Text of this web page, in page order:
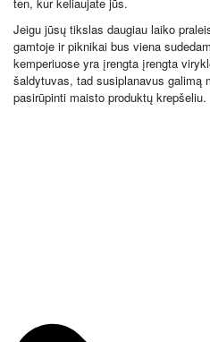
Jeigu jūsų tikslas daugiau laiko
gamtoje ir piknikai bus viena
kemperiuose yra įrengta įrengta
šaldytuvas, tad susiplanavus galimą
pasirūpinti maisto produktų krepšeliu.